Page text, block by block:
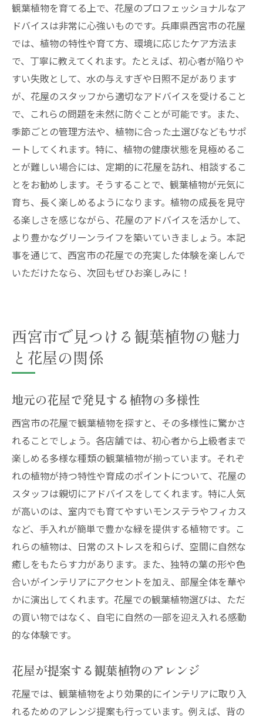
観葉植物を育てる上で、花屋のプロフェッショナルなア
ドバイスは非常に心強いものです。兵庫県西宮市の花屋
では、植物の特性や育て方、環境に応じたケア方法ま
で、丁寧に教えてくれます。たとえば、初心者が陥りや
すい失敗として、水の与えすぎや日照不足があります
が、花屋のスタッフから適切なアドバイスを受けること
で、これらの問題を未然に防ぐことが可能です。また、
季節ごとの管理方法や、植物に合った土選びなどもサポ
ートしてくれます。特に、植物の健康状態を見極めるこ
とが難しい場合には、定期的に花屋を訪れ、相談するこ
とをお勧めします。そうすることで、観葉植物が元気に
育ち、長く楽しめるようになります。植物の成長を見守
る楽しさを感じながら、花屋のアドバイスを活かして、
より豊かなグリーンライフを築いていきましょう。本記
事を通じて、西宮市の花屋での充実した体験を楽しんで
いただけたなら、次回もぜひお楽しみに！
西宮市で見つける観葉植物の魅力
と花屋の関係
地元の花屋で発見する植物の多様性
西宮市の花屋で観葉植物を探すと、その多様性に驚かさ
れることでしょう。各店舗では、初心者から上級者まで
楽しめる多様な種類の観葉植物が揃っています。それぞ
れの植物が持つ特性や育成のポイントについて、花屋の
スタッフは親切にアドバイスをしてくれます。特に人気
が高いのは、室内でも育てやすいモンステラやフィカス
など、手入れが簡単で豊かな緑を提供する植物です。こ
れらの植物は、日常のストレスを和らげ、空間に自然な
癒しをもたらす力があります。また、独特の葉の形や色
合いがインテリアにアクセントを加え、部屋全体を華や
かに演出してくれます。花屋での観葉植物選びは、ただ
の買い物ではなく、自宅に自然の一部を迎え入れる感動
的な体験です。
花屋が提案する観葉植物のアレンジ
花屋では、観葉植物をより効果的にインテリアに取り入
れるためのアレンジ提案も行っています。例えば、背の